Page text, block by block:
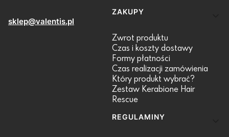
sklep@valentis.pl
ZAKUPY
Zwrot produktu
Czas i koszty dostawy
Formy płatności
Czas realizacji zamówienia
Który produkt wybrać?
Zestaw Kerabione Hair
Rescue
REGULAMINY